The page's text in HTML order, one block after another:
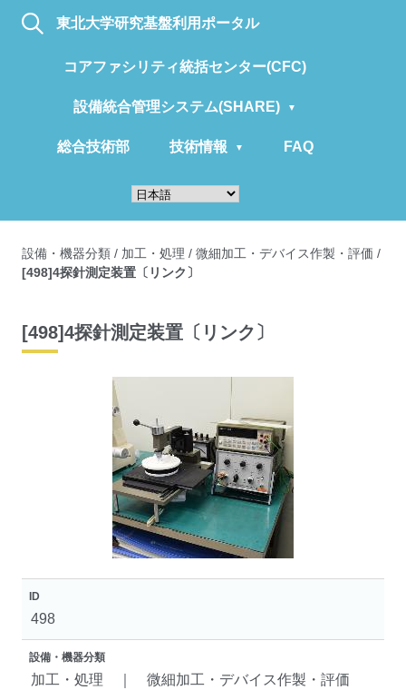
東北大学研究基盤利用ポータル
コアファシリティ統括センター(CFC)
設備統合管理システム(SHARE)
総合技術部 技術情報 FAQ
設備・機器分類 / 加工・処理 / 微細加工・デバイス作製・評価 /
[498]4探針測定装置〔リンク〕
[498]4探針測定装置〔リンク〕
ID
498
設備・機器分類
加工・処理 ｜ 微細加工・デバイス作製・評価